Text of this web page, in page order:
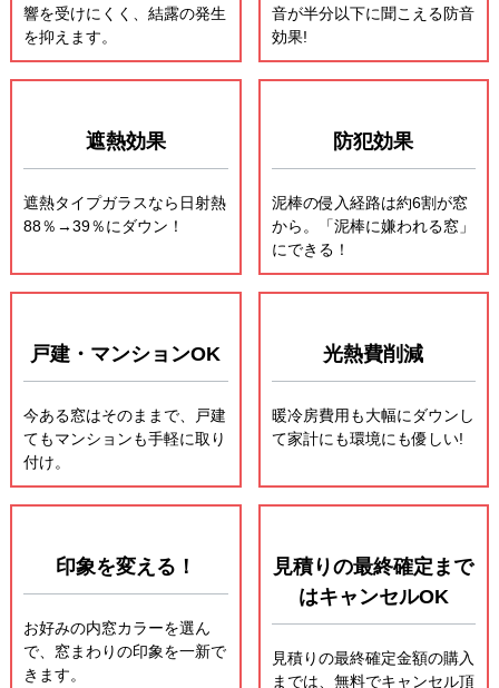
響を受けにくく、結露の発生
を抑えます。
音が半分以下に聞こえる防音
効果!
遮熱効果
遮熱タイプガラスなら日射熱
防犯効果
泥棒の侵入経路は約6割が窓
にできる！
てもマンションも手軽に取り
付け。
暖冷房費用も大幅にダウンし
て家計にも環境にも優しい!